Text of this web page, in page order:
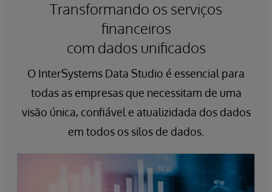
inviolável com os mandatos internos e
regulamentares.
Transformando os serviços
financeiros
com dados unificados
O InterSystems Data Studio é essencial para
todas as empresas que necessitam de uma
visão única, confiável e atualizidada dos dados
em todos os silos de dados.